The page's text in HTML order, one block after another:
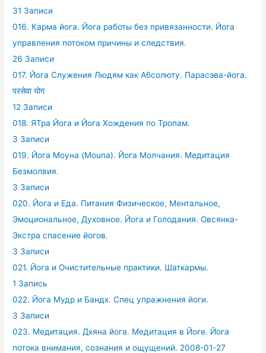
31 Записи
016. Карма йога. Йога работы без привязанности. Йога
управления потоком причины и следствия.
26 Записи
017. Йога Служения Людям как Абсолюту. Парасэва-йога.
परसेवा योग
12 Записи
018. ЯТра Йога и Йога Хождения по Тропам.
3 Записи
019. Йога Моуна (Mouna). Йога Молчания. Медитация
Безмолвия.
3 Записи
020. Йога и Еда. Питания Физическое, Ментальное,
Эмоциональное, Духовное. Йога и Голодания. Овсянка-
Экстра спасение йогов.
3 Записи
021. Йога и Очистительные практики. Шаткармы.
1 Запись
022. Йога Мудр и Бандх. Спец упражнения йоги.
3 Записи
023. Медитация. Дхяна йога. Медитация в Йоге. Йога
потока внимания, сознания и ощущений. 2008-01-27